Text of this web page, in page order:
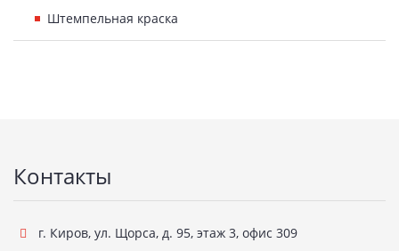
Штемпельная краска
Контакты
г. Киров, ул. Щорса, д. 95, этаж 3, офис 309